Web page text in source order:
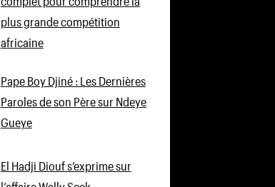
plus grande compétition
africaine
Pape Boy Djiné : Les Dernières
Paroles de son Père sur Ndeye
Gueye
El Hadji Diouf s’exprime sur